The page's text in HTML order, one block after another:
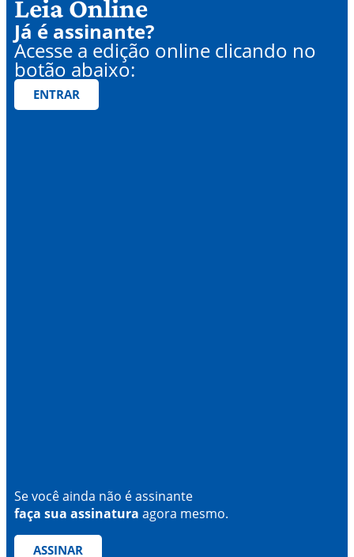
Leia Online
Já é assinante?
Acesse a edição online clicando no
botão abaixo:
ENTRAR
Se você ainda não é assinante
faça sua assinatura agora mesmo.
ASSINAR